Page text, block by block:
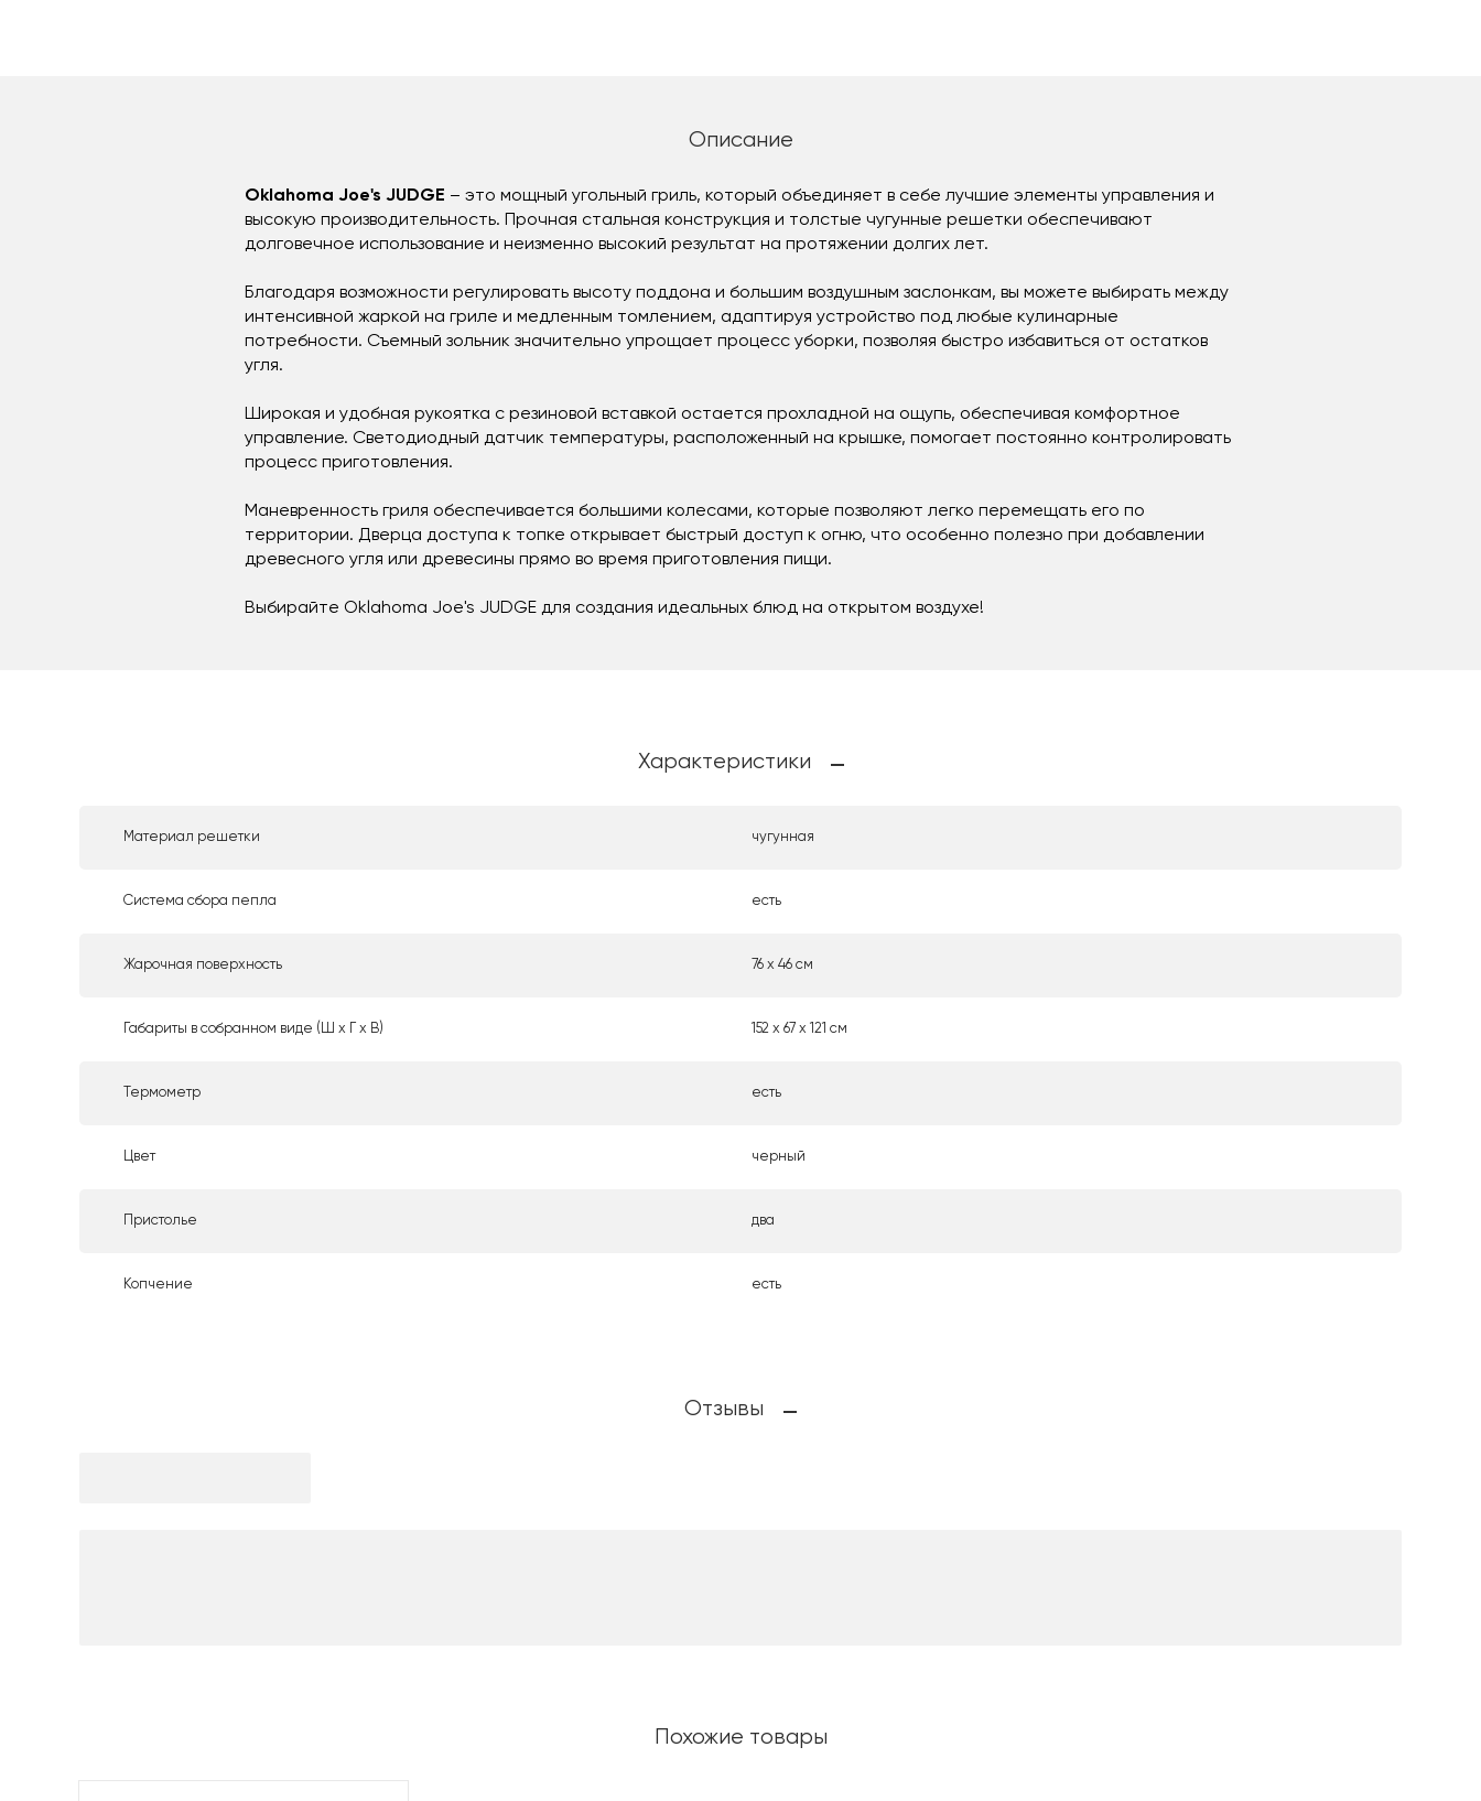
Описание
Oklahoma Joe's JUDGE – это мощный угольный гриль, который объединяет в себе лучшие элементы управления и
высокую производительность. Прочная стальная конструкция и толстые чугунные решетки обеспечивают
долговечное использование и неизменно высокий результат на протяжении долгих лет.
Благодаря возможности регулировать высоту поддона и большим воздушным заслонкам, вы можете выбирать между
интенсивной жаркой на гриле и медленным томлением, адаптируя устройство под любые кулинарные
потребности. Съемный зольник значительно упрощает процесс уборки, позволяя быстро избавиться от остатков
угля.
Широкая и удобная рукоятка с резиновой вставкой остается прохладной на ощупь, обеспечивая комфортное
управление. Светодиодный датчик температуры, расположенный на крышке, помогает постоянно контролировать
процесс приготовления.
Маневренность гриля обеспечивается большими колесами, которые позволяют легко перемещать его по
территории. Дверца доступа к топке открывает быстрый доступ к огню, что особенно полезно при добавлении
древесного угля или древесины прямо во время приготовления пищи.
Выбирайте Oklahoma Joe's JUDGE для создания идеальных блюд на открытом воздухе!
Характеристики
Материал решетки чугунная
Система сбора пепла есть
Жарочная поверхность 76 х 46 см
Габариты в собранном виде (Ш х Г х В) 152 х 67 х 121 см
Термометр есть
Цвет черный
Пристолье два
Копчение есть
Отзывы
Похожие товары